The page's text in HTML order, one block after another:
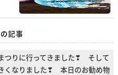
記事
つりに行ってきました❣ そして
くなりました❣ 本日のお勧め物